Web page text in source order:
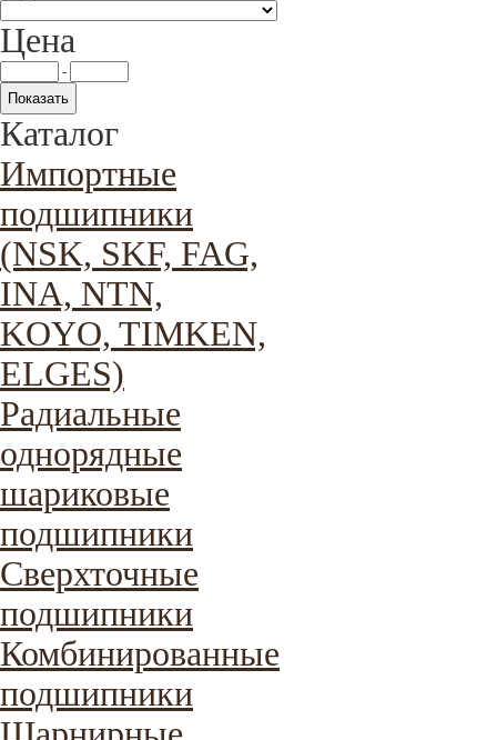
Цена
-
Каталог
Импортные
подшипники
(NSK, SKF, FAG,
INA, NTN,
KOYO, TIMKEN,
ELGES)
Радиальные
однорядные
шариковые
подшипники
Сверхточные
подшипники
Комбинированные
подшипники